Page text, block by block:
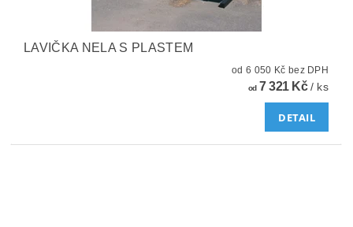
LAVIČKA NELA S PLASTEM
od 6 050 Kč bez DPH
od7 321 Kč/ ks
DETAIL